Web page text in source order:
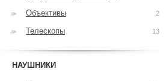
Объективы 2
Телескопы 13
НАУШНИКИ